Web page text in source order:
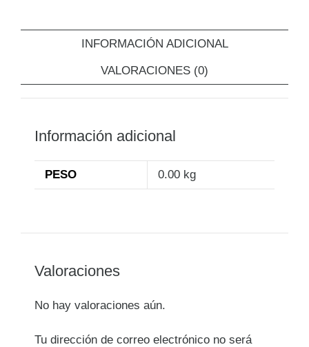
INFORMACIÓN ADICIONAL
VALORACIONES (0)
Información adicional
PESO 0.00 kg
Valoraciones
No hay valoraciones aún.
Tu dirección de correo electrónico no será